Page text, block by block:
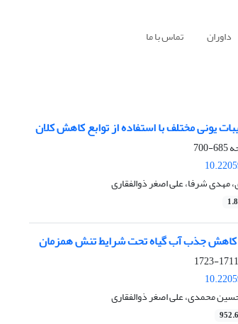
داوران تماس با ما
یونی مختلف با استفاده از توابع کاهش کلان
685-700
شرفا، علی اصغر ذوالفقاری
جذب آب گیاه تحت شرایط تنش همزمان
1711-1723
محمدی، علی اصغر ذوالفقاری